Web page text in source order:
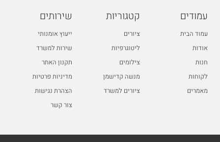
עמודים
עמוד הבית
אודות
חנות
לקוחות
מאמרים
קטגוריות
ציורים
ליטוגרפיות
צילומים
מנשה קדישמן
ציורים למשרד
שירותים
ייעוץ אומנותי
שירות למשרד
תקנון האתר
מדיניות פרטיות
הצהרת נגישות
צור קשר